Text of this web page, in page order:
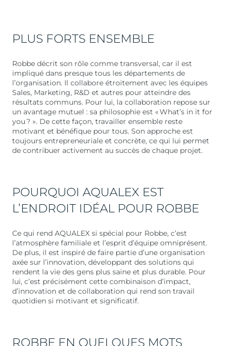
PLUS FORTS ENSEMBLE
Robbe décrit son rôle comme transversal, car il est
impliqué dans presque tous les départements de
l’organisation. Il collabore étroitement avec les équipes
Sales, Marketing, R&D et autres pour atteindre des
résultats communs. Pour lui, la collaboration repose sur
un avantage mutuel : sa philosophie est « What’s in it for
you ? ». De cette façon, travailler ensemble reste
motivant et bénéfique pour tous. Son approche est
toujours entrepreneuriale et concrète, ce qui lui permet
de contribuer activement au succès de chaque projet.
POURQUOI AQUALEX EST
L’ENDROIT IDÉAL POUR ROBBE
Ce qui rend AQUALEX si spécial pour Robbe, c’est
l’atmosphère familiale et l’esprit d’équipe omniprésent.
De plus, il est inspiré de faire partie d’une organisation
axée sur l’innovation, développant des solutions qui
rendent la vie des gens plus saine et plus durable. Pour
lui, c’est précisément cette combinaison d’impact,
d’innovation et de collaboration qui rend son travail
quotidien si motivant et significatif.
ROBBE EN QUELQUES MOTS